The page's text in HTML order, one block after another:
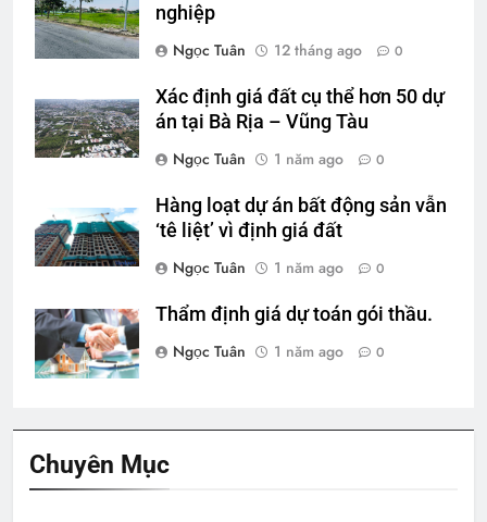
nghiệp
Ngọc Tuân
12 tháng ago 0
Xác định giá đất cụ thể hơn 50 dự
án tại Bà Rịa – Vũng Tàu
Ngọc Tuân
1 năm ago 0
Hàng loạt dự án bất động sản vẫn
‘tê liệt’ vì định giá đất
Ngọc Tuân
1 năm ago 0
Thẩm định giá dự toán gói thầu.
Ngọc Tuân
1 năm ago 0
Chuyên Mục